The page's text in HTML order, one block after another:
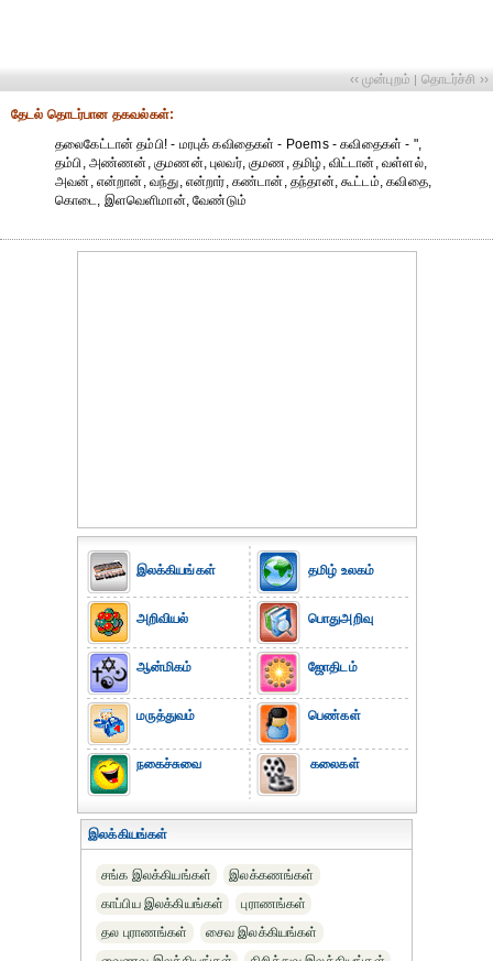
‹‹ முன்புறம் | தொடர்ச்சி ››
தேட‌ல் தொட‌ர்பான தகவ‌ல்க‌ள்:
தலைகேட்டான் தம்பி! - மரபுக் கவிதைகள் - Poems - கவிதைகள் - ",
தம்பி, அண்ணன், குமணன், புலவர், குமண, தமிழ், விட்டான், வள்ளல்,
அவன், என்றான், வந்து, என்றார், கண்டான், தந்தான், கூட்டம், கவிதை,
கொடை, இளவெளிமான், வேண்டும்
இலக்கியங்கள்
அறிவியல்
ஆன்மிகம்
மருத்துவம்
நகைச்சுவை
தமிழ் உலகம்
பொதுஅறிவு
ஜோதிடம்
பெண்கள்
கலைகள்
இலக்கியங்கள்
சங்க இலக்கியங்கள்
இலக்கணங்கள்
காப்பிய இலக்கியங்கள்
புராணங்கள்
தல புராணங்கள்
சைவ இலக்கியங்கள்